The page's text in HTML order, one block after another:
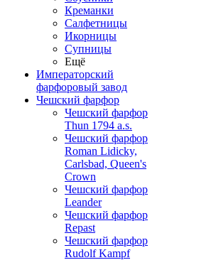
Креманки
Салфетницы
Икорницы
Супницы
Ещё
Императорский
фарфоровый завод
Чешский фарфор
Чешский фарфор
Thun 1794 a.s.
Чешский фарфор
Roman Lidicky,
Carlsbad, Queen's
Crown
Чешский фарфор
Leander
Чешский фарфор
Repast
Чешский фарфор
Rudolf Kampf